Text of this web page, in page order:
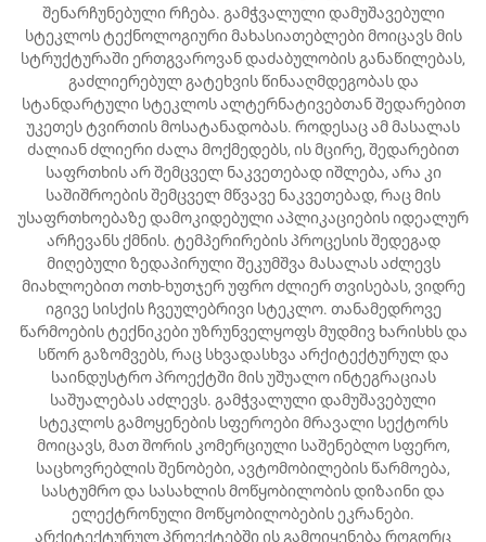
შენარჩუნებული რჩება. გამჭვალული დამუშავებული
სტეკლოს ტექნოლოგიური მახასიათებლები მოიცავს მის
სტრუქტურაში ერთგვაროვან დაძაბულობის განაწილებას,
გაძლიერებულ გატეხვის წინააღმდეგობას და
სტანდარტული სტეკლოს ალტერნატივებთან შედარებით
უკეთეს ტვირთის მოსატანადობას. როდესაც ამ მასალას
ძალიან ძლიერი ძალა მოქმედებს, ის მცირე, შედარებით
საფრთხის არ შემცველ ნაკვეთებად იშლება, არა კი
საშიშროების შემცველ მწვავე ნაკვეთებად, რაც მის
უსაფრთხოებაზე დამოკიდებული აპლიკაციების იდეალურ
არჩევანს ქმნის. ტემპერირების პროცესის შედეგად
მიღებული ზედაპირული შეკუმშვა მასალას აძლევს
მიახლოებით ოთხ-ხუთჯერ უფრო ძლიერ თვისებას, ვიდრე
იგივე სისქის ჩვეულებრივი სტეკლო. თანამედროვე
წარმოების ტექნიკები უზრუნველყოფს მუდმივ ხარისხს და
სწორ გაზომვებს, რაც სხვადასხვა არქიტექტურულ და
საინდუსტრო პროექტში მის უშუალო ინტეგრაციას
საშუალებას აძლევს. გამჭვალული დამუშავებული
სტეკლოს გამოყენების სფეროები მრავალი სექტორს
მოიცავს, მათ შორის კომერციული საშენებლო სფერო,
საცხოვრებლის შენობები, ავტომობილების წარმოება,
სასტუმრო და სასახლის მოწყობილობის დიზაინი და
ელექტრონული მოწყობილობების ეკრანები.
არქიტექტურულ პროექტებში ის გამოიყენება როგორც